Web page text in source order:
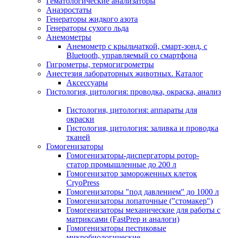
Анаэростаты
Генераторы жидкого азота
Генераторы сухого льда
Анемометры
Анемометр с крыльчаткой, смарт-зонд, с
Bluetooth, управляемый со смартфона
Гигрометры, термогигрометры
Анестезия лабораторных животных. Каталог
Аксессуары
Гистология, цитология: проводка, окраска, анализ
Гистология, цитология: аппараты для
окраски
Гистология, цитология: заливка и проводка
тканей
Гомогенизаторы
Гомогенизаторы-диспергаторы ротор-
статор промышленные до 200 л
Гомогенизатор замороженных клеток
CryoPress
Гомогенизаторы "под давлением" до 1000 л
Гомогенизаторы лопаточные ("стомакер")
Гомогенизаторы механические для работы с
матриксами (FastPrep и аналоги)
Гомогенизаторы пестиковые